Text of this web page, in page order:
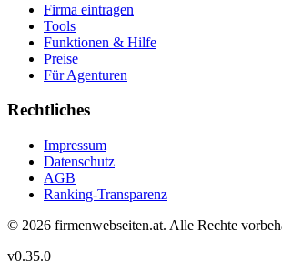
Firma eintragen
Tools
Funktionen & Hilfe
Preise
Für Agenturen
Rechtliches
Impressum
Datenschutz
AGB
Ranking-Transparenz
© 2026 firmenwebseiten.at. Alle Rechte
v0.35.0